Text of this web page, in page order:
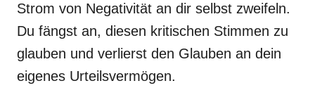
Strom von Negativität an dir selbst zweifeln.
Du fängst an, diesen kritischen Stimmen zu
glauben und verlierst den Glauben an dein
eigenes Urteilsvermögen.